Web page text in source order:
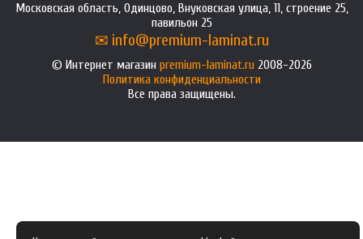
Московская область, Одинцово, Внуковская улица, 11, строение 25,
павильон 25
info@premium-laminat.ru
Интернет магазин premium-laminat.ru2008-2026
Политика конфиденциальности
Все права защищены.